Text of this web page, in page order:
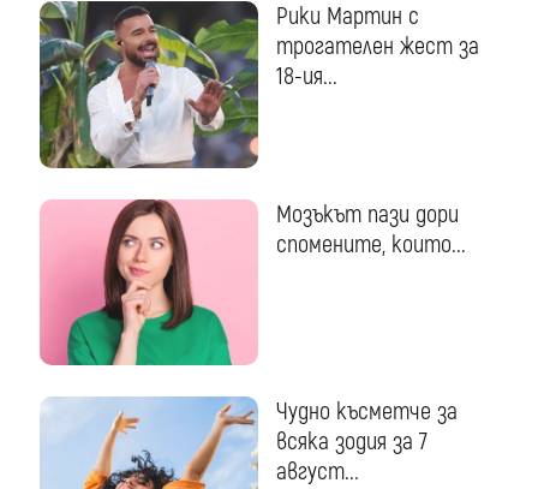
Рики Мартин с
трогателен жест за
18-ия...
Мозъкът пази дори
спомените, които...
Чудно късметче за
всяка зодия за 7
август...